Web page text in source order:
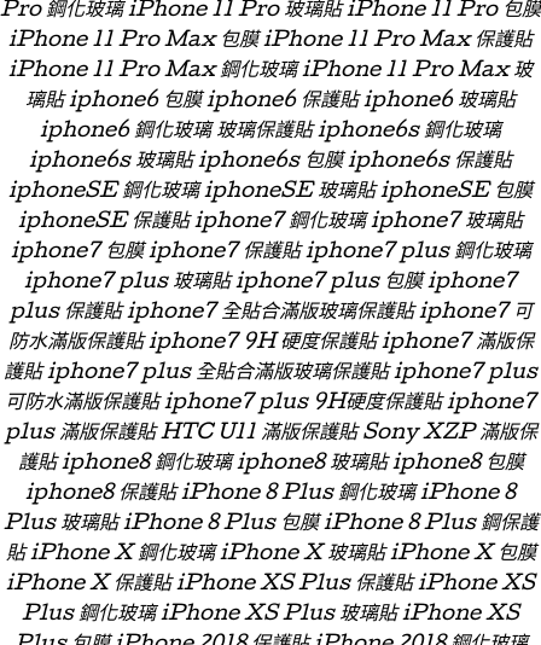
Pro 鋼化玻璃 iPhone 11 Pro 玻璃貼 iPhone 11 Pro 包膜
iPhone 11 Pro Max 包膜 iPhone 11 Pro Max 保護貼
iPhone 11 Pro Max 鋼化玻璃 iPhone 11 Pro Max 玻
璃貼 iphone6 包膜 iphone6 保護貼 iphone6 玻璃貼
iphone6 鋼化玻璃 玻璃保護貼 iphone6s 鋼化玻璃
iphone6s 玻璃貼 iphone6s 包膜 iphone6s 保護貼
iphoneSE 鋼化玻璃 iphoneSE 玻璃貼 iphoneSE 包膜
iphoneSE 保護貼 iphone7 鋼化玻璃 iphone7 玻璃貼
iphone7 包膜 iphone7 保護貼 iphone7 plus 鋼化玻璃
iphone7 plus 玻璃貼 iphone7 plus 包膜 iphone7
plus 保護貼 iphone7 全貼合滿版玻璃保護貼 iphone7 可
防水滿版保護貼 iphone7 9H 硬度保護貼 iphone7 滿版保
護貼 iphone7 plus 全貼合滿版玻璃保護貼 iphone7 plus
可防水滿版保護貼 iphone7 plus 9H硬度保護貼 iphone7
plus 滿版保護貼 HTC U11 滿版保護貼 Sony XZP 滿版保
護貼 iphone8 鋼化玻璃 iphone8 玻璃貼 iphone8 包膜
iphone8 保護貼 iPhone 8 Plus 鋼化玻璃 iPhone 8
Plus 玻璃貼 iPhone 8 Plus 包膜 iPhone 8 Plus 鋼保護
貼 iPhone X 鋼化玻璃 iPhone X 玻璃貼 iPhone X 包膜
iPhone X 保護貼 iPhone XS Plus 保護貼 iPhone XS
Plus 鋼化玻璃 iPhone XS Plus 玻璃貼 iPhone XS